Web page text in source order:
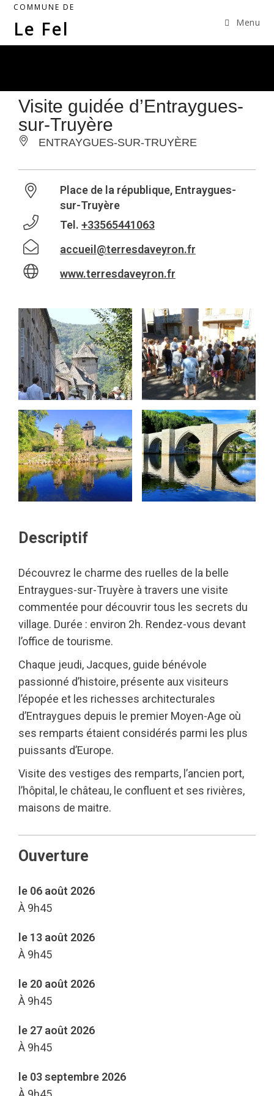
COMMUNE DE
Le Fel Menu
Visite guidée d’Entraygues-
sur-Truyère
ENTRAYGUES-SUR-TRUYÈRE
Place de la république, Entraygues-
sur-Truyère
Tel. +33565441063
accueil@terresdaveyron.fr
www.terresdaveyron.fr
Descriptif
Découvrez le charme des ruelles de la belle
Entraygues-sur-Truyère à travers une visite
commentée pour découvrir tous les secrets du
village. Durée : environ 2h. Rendez-vous devant
l’office de tourisme.
Chaque jeudi, Jacques, guide bénévole
passionné d’histoire, présente aux visiteurs
l’épopée et les richesses architecturales
d’Entraygues depuis le premier Moyen-Age où
ses remparts étaient considérés parmi les plus
puissants d’Europe.
Visite des vestiges des remparts, l’ancien port,
l’hôpital, le château, le confluent et ses rivières,
maisons de maitre.
Ouverture
le 06 août 2026
À 9h45
le 13 août 2026
À 9h45
le 20 août 2026
À 9h45
le 27 août 2026
À 9h45
le 03 septembre 2026